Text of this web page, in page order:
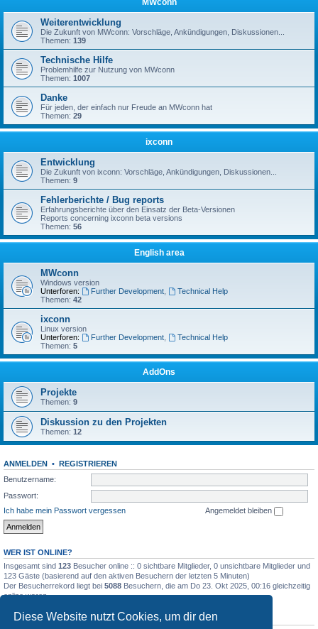
Diese Website nutzt Cookies, um dir den
MWconn
Weiterentwicklung
Die Zukunft von MWconn: Vorschläge, Ankündigungen, Diskussionen...
Themen: 139
Technische Hilfe
Problemhilfe zur Nutzung von MWconn
Themen: 1007
Danke
Für jeden, der einfach nur Freude an MWconn hat
Themen: 29
ixconn
Entwicklung
Die Zukunft von ixconn: Vorschläge, Ankündigungen, Diskussionen...
Themen: 9
Fehlerberichte / Bug reports
Erfahrungsberichte über den Einsatz der Beta-Versionen
Reports concerning ixconn beta versions
Themen: 56
English area
MWconn
Windows version
Unterforen:
Further Development,
Technical Help
Themen: 42
ixconn
Linux version
Unterforen:
Further Development,
Technical Help
Themen: 5
AddOns
Projekte
Themen: 9
Diskussion zu den Projekten
Themen: 12
ANMELDEN • REGISTRIEREN
Benutzername:
Passwort:
Ich habe mein Passwort vergessen
Angemeldet bleiben
WER IST ONLINE?
Insgesamt sind 123 Besucher online :: 0 sichtbare Mitglieder, 0 unsichtbare Mitglieder und
123 Gäste (basierend auf den aktiven Besuchern der letzten 5 Minuten)
Der Besucherrekord liegt bei 5088 Besuchern, die am Do 23. Okt 2025, 00:16 gleichzeitig
online waren.
STATISTIK